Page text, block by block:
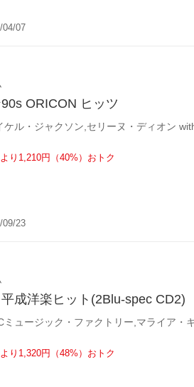
04/07
ORICON ヒッツ
り1,210円（40%）おトク
09/23
成洋楽ヒット(2Blu-spec CD2)
り1,320円（48%）おトク